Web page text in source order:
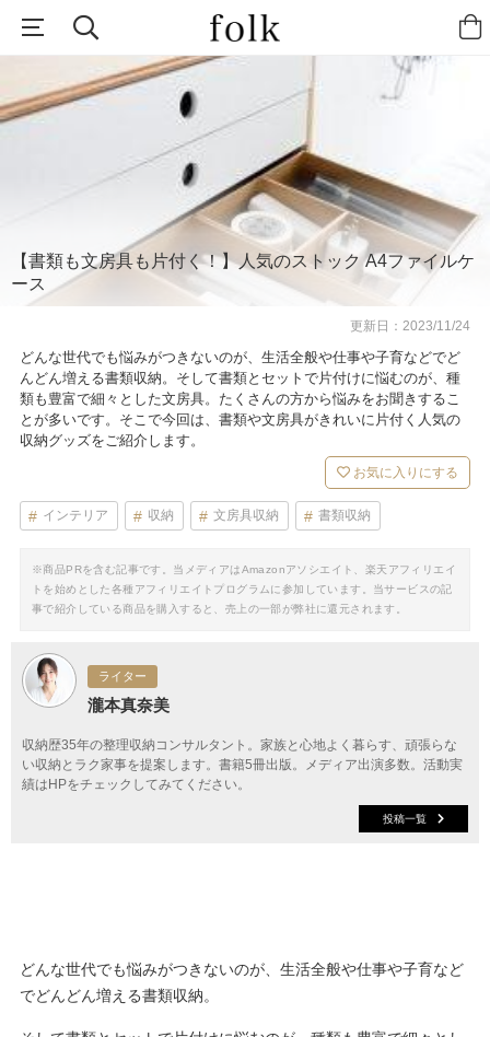
【書類も文房具も片付く！】人気のストック A4ファイルケ
ース
更新日：2023/11/24
どんな世代でも悩みがつきないのが、生活全般や仕事や子育などでど
んどん増える書類収納。そして書類とセットで片付けに悩むのが、種
類も豊富で細々とした文房具。たくさんの方から悩みをお聞きするこ
とが多いです。そこで今回は、書類や文房具がきれいに片付く人気の
収納グッズをご紹介します。
お気に入りにする
インテリア 収納 文房具収納 書類収納
※商品PRを含む記事です。当メディアはAmazonアソシエイト、楽天アフィリエイ
トを始めとした各種アフィリエイトプログラムに参加しています。当サービスの記
事で紹介している商品を購入すると、売上の一部が弊社に還元されます。
ライター
瀧本真奈美
収納歴35年の整理収納コンサルタント。家族と心地よく暮らす、頑張らな
い収納とラク家事を提案します。書籍5冊出版。メディア出演多数。活動実
績はHPをチェックしてみてください。
投稿一覧
どんな世代でも悩みがつきないのが、生活全般や仕事や子育など
でどんどん増える書類収納。